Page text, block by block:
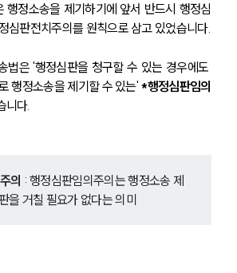
행정소송을 제기하기에 앞서 반드시 행정심
심판전치주의를 원칙으로 삼고 있었습니다.
법은 '행정심판을 청구할 수 있는 경우에도
행정소송을 제기할 수 있는' *행정심판임의
니다.
의 : 행정심판임의주의는 행정소송 제
을 거칠 필요가 없다는 의미